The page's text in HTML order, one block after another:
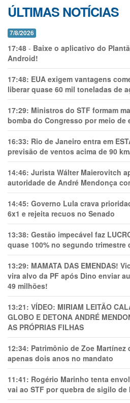
ÚLTIMAS NOTÍCIAS
7/8/2026
17:48 - Baixe o aplicativo do
Android!
17:48: EUA exigem vantagens
liberar quase 60 mil toneladas de
17:29: Ministros do STF formam
bomba do Congresso por meio de
16:33: Rio de Janeiro entra em
previsão de ventos acima de 90
14:46: Jurista Wálter Maierovitch
autoridade de André Mendonça
14:45: Governo Lula crava
6x1 e rejeita recuos no Senado
13:38: Gestão impecável faz
quase 100% no segundo trimestre
13:29: MAMATA DAS EMENDAS!
vira alvo da PF após Dino enviar
49 milhões!
13:21: VÍDEO: MIRIAM LEITÃO
GLOBO E DETONA ANDRÉ
AS PRÓPRIAS FILHAS
12:34: Patrimônio de Zoe Martínez
apenas dois anos no mandato
11:41: Rogério Marinho tenta
vai ao STF por quebra de sigilo de